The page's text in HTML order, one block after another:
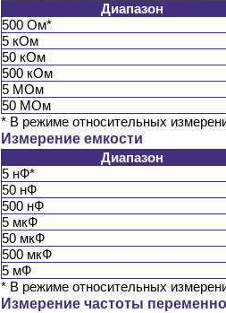
Диапазон
500 Ом*
5 кОм
50 кОм
500 кОм
5 МОм
50 МОм
* В режиме относительных
Измерение емкости
Диапазон
5 нФ*
50 нФ
500 нФ
5 мкФ
50 мкФ
500 мкФ
5 мФ
* В режиме относительных
Измерение частоты